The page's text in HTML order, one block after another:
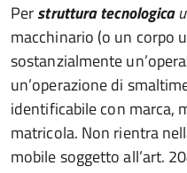
Perstruttura tecnologica
macchinario (o un corpo
sostanzialmente
un’operazione di
identificabile con marca,
matricola. Non rientra
mobile soggetto all’art.